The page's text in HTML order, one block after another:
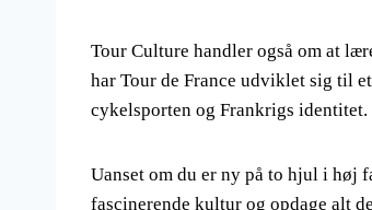
Tour Culture handler også om at
har Tour de France udviklet sig til
cykelsporten og Frankrigs identitet.
Uanset om du er ny på to hjul i høj
fascinerende kultur og opdage alt